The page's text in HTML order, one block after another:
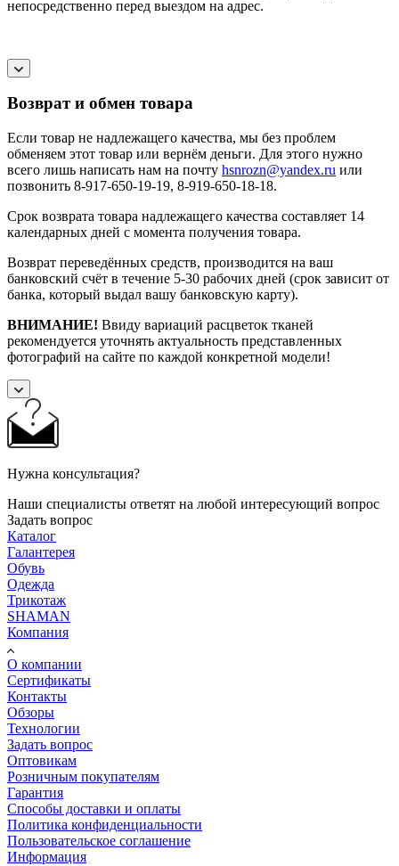
непосредственно перед выездом на адрес.
Возврат и обмен товара
Если товар не надлежащего качества, мы без проблем
обменяем этот товар или вернём деньги. Для этого нужно
всего лишь написать нам на почту hsnrozn@yandex.ru или
позвонить 8-917-650-19-19, 8-919-650-18-18.
Срок возврата товара надлежащего качества составляет 14
календарных дней с момента получения товара.
Возврат переведённых средств, производится на ваш
банковский счёт в течение 5-30 рабочих дней (срок зависит от
банка, который выдал вашу банковскую карту).
ВНИМАНИЕ! Ввиду вариаций расцветок тканей
рекомендуется уточнять актуальность представленных
фотографий на сайте по каждой конкретной модели!
Нужна консультация?
Наши специалисты ответят на любой интересующий вопрос
Задать вопрос
Каталог
Галантерея
Обувь
Одежда
Трикотаж
SHAMAN
Компания
О компании
Сертификаты
Контакты
Обзоры
Технологии
Задать вопрос
Оптовикам
Розничным покупателям
Гарантия
Способы доставки и оплаты
Политика конфиденциальности
Пользовательское соглашение
Информация